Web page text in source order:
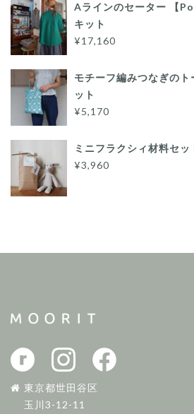
Aラインのセーター 【
キット
¥17,160
モチーフ編みつなぎの
ット
¥5,170
ミニフラクシィ材料セッ
¥3,960
東京都世田谷区
玉川3-12-11